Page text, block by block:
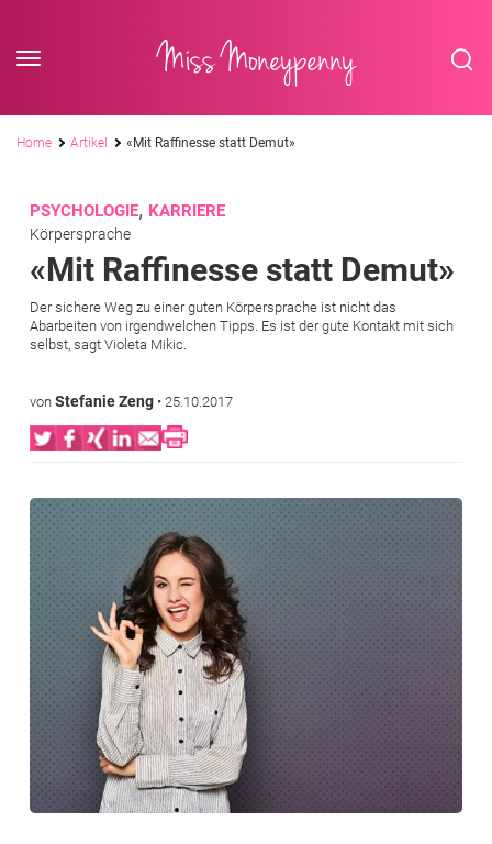
Miss Moneypenny
Pfadnavigation
Home Artikel «Mit Raffinesse statt Demut»
PSYCHOLOGIE, KARRIERE
Körpersprache
«Mit Raffinesse statt Demut»
Der sichere Weg zu einer guten Körpersprache ist nicht das
Abarbeiten von irgendwelchen Tipps. Es ist der gute Kontakt mit sich
selbst, sagt Violeta Mikic.
von Stefanie Zeng • 25.10.2017
Bild